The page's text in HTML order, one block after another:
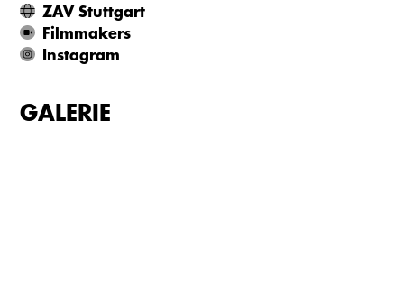
ZAV Stuttgart
Filmmakers
Instagram
GALERIE